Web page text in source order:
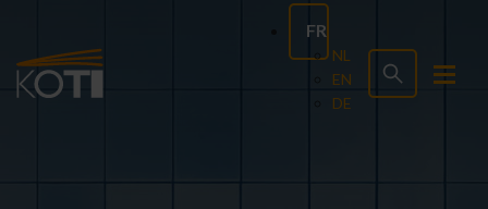
FR
NL
EN
DE